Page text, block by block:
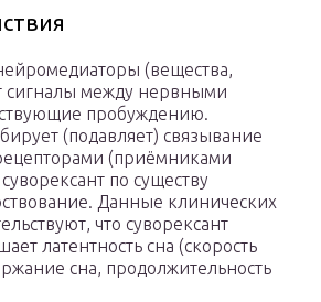
(вещества,
сигналы между нервными
пробуждению.
(подавляет) связывание
(приёмниками
по существу
Данные клинических
что суворексант
латентность сна (скорость
сна, продолжительность